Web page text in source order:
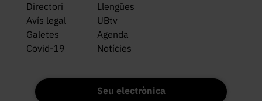
Directori
Llengües
Avís legal
UBtv
Galetes
Agenda
Covid-19
Notícies
Seu electrònica